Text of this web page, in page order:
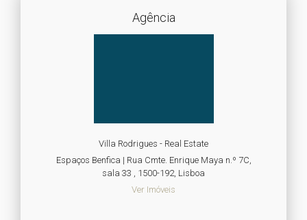
Agência
Villa Rodrigues - Real Estate
Espaços Benfica | Rua Cmte. Enrique Maya n.º 7C,
sala 33 , 1500-192, Lisboa
Ver Imóveis